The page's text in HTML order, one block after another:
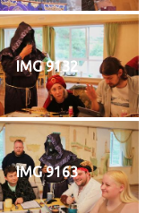
IMG 9132
IMG 9163